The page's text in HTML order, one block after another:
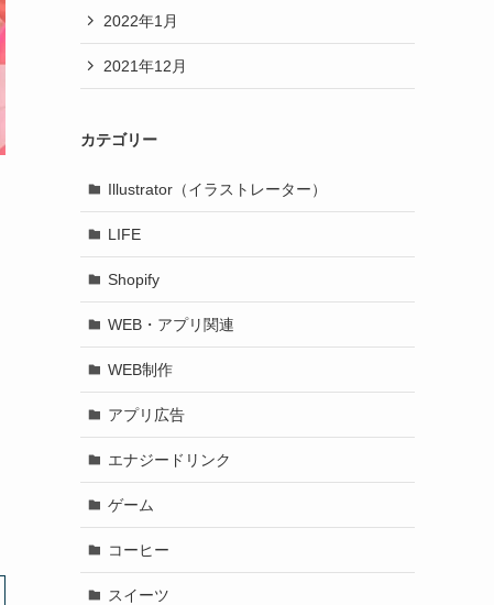
2022年1月
2021年12月
カテゴリー
Illustrator（イラストレーター）
LIFE
Shopify
WEB・アプリ関連
WEB制作
アプリ広告
エナジードリンク
ゲーム
コーヒー
スイーツ